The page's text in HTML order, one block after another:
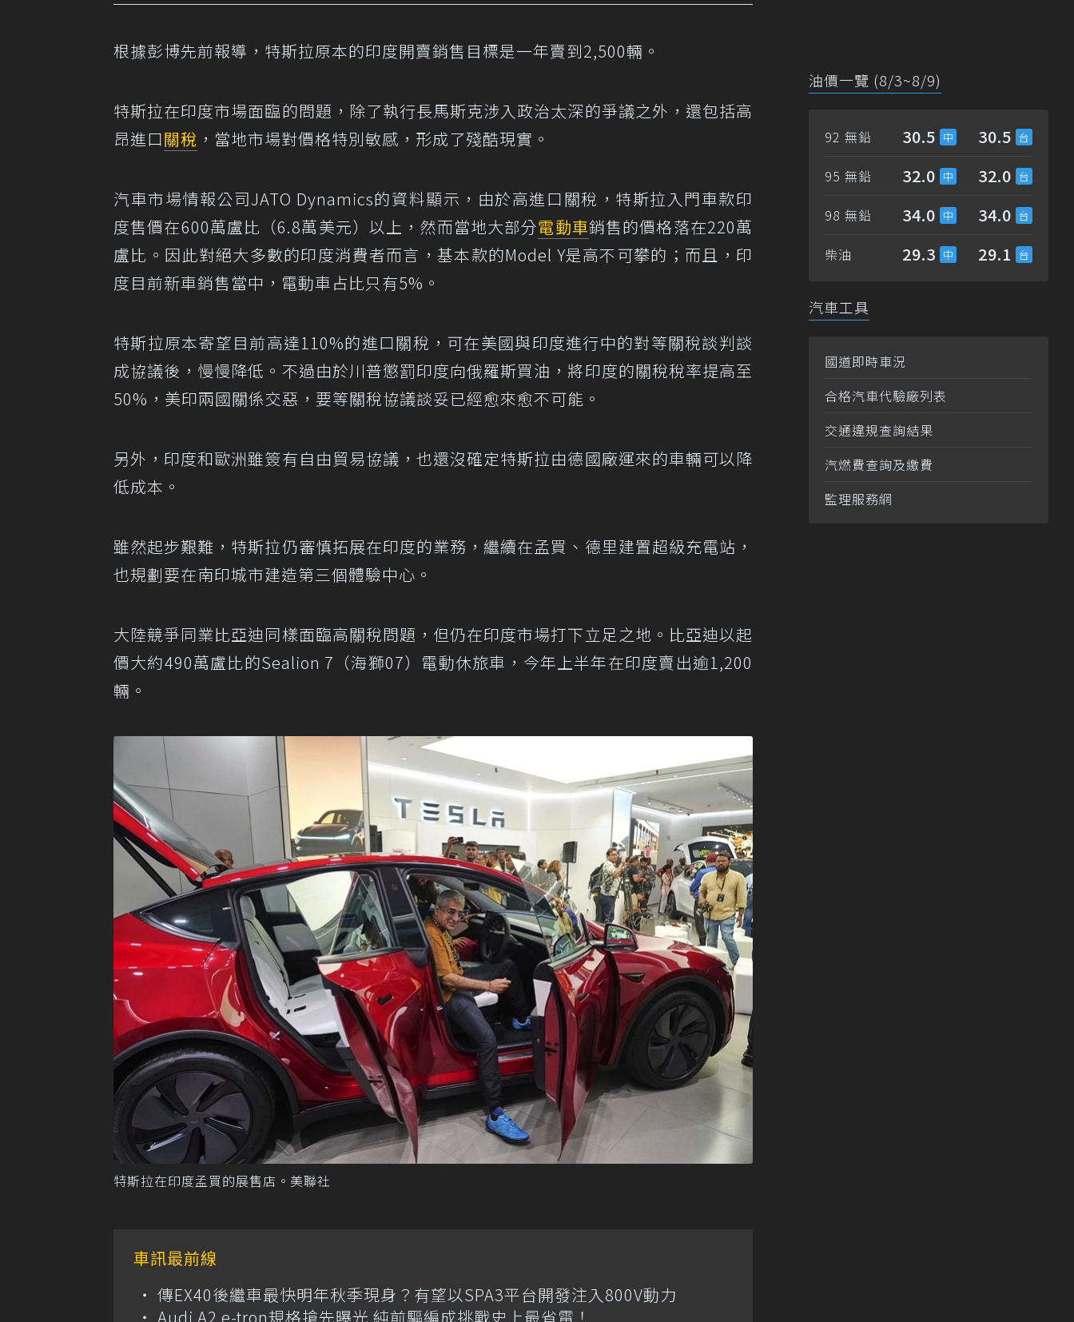
根據彭博先前報導，特斯拉原本的印度開賣銷售目標是一年賣到2,500輛。
特斯拉在印度市場面臨的問題，除了執行長馬斯克涉入政治太深的爭議之外，還包括高
昂進口關稅 ，當地市場對價格特別敏感，形成了殘酷現實。
汽車市場情報公司JATO Dynamics的資料顯示，由於高進口關稅，特斯拉入門車款印
度售價在600萬盧比（6.8萬美元）以上，然而當地大部分電動車銷售的價格落在220萬
盧比。因此對絕大多數的印度消費者而言，基本款的Model Y是高不可攀的；而且，印
度目前新車銷售當中，電動車占比只有5%。
特斯拉原本寄望目前高達110%的進口關稅，可在美國與印度進行中的對等關稅談判談
成協議後，慢慢降低。不過由於川普懲罰印度向俄羅斯買油，將印度的關稅稅率提高至
50%，美印兩國關係交惡，要等關稅協議談妥已經愈來愈不可能。
另外，印度和歐洲雖簽有自由貿易協議，也還沒確定特斯拉由德國廠運來的車輛可以降
低成本。
雖然起步艱難，特斯拉仍審慎拓展在印度的業務，繼續在孟買、德里建置超級充電站，
也規劃要在南印城市建造第三個體驗中心。
大陸競爭同業比亞迪同樣面臨高關稅問題，但仍在印度市場打下立足之地。比亞迪以起
價大約490萬盧比的Sealion 7（海獅07）電動休旅車，今年上半年在印度賣出逾1,200
輛。
特斯拉在印度孟買的展售店。美聯社
車訊最前線
傳EX40後繼車最快明年秋季現身？有望以SPA3平台開發注入800V動力
Audi A2 e-tron規格搶先曝光 純前驅編成挑戰史上最省電！
油價一覽 (8/3~8/9)
92 無鉛 30.5 30.5
95 無鉛 32.0 32.0
98 無鉛 34.0 34.0
柴油 29.3 29.1
汽車工具
國道即時車況
合格汽車代驗廠列表
交通違規查詢結果
汽燃費查詢及繳費
監理服務網